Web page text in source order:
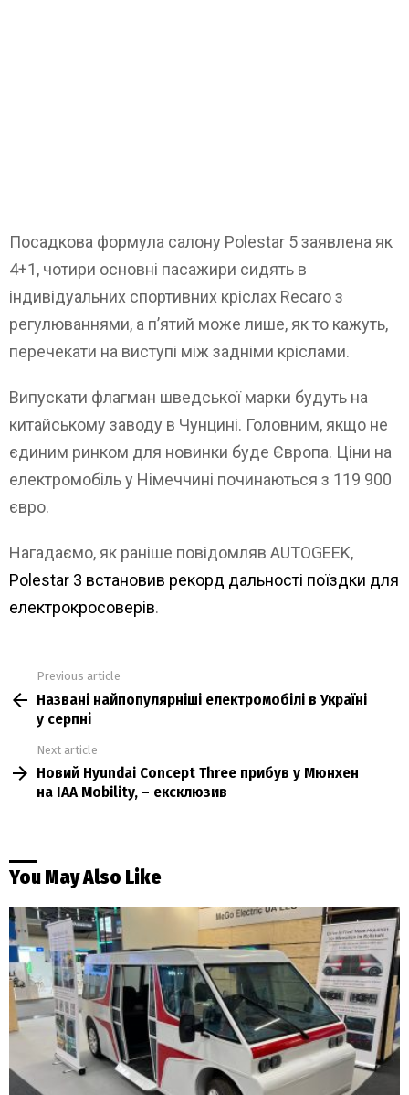
Посадкова формула салону Polestar 5 заявлена ​​як
4+1, чотири основні пасажири сидять в
індивідуальних спортивних кріслах Recaro з
регулюваннями, а п’ятий може лише, як то кажуть,
перечекати на виступі між задніми кріслами.
Випускати флагман шведської марки будуть на
китайському заводу в Чунцині. Головним, якщо не
єдиним ринком для новинки буде Європа. Ціни на
електромобіль у Німеччині починаються з 119 900
євро.
Нагадаємо, як раніше повідомляв AUTOGEEK,
Polestar 3 встановив рекорд дальності поїздки для
електрокросоверів.
more
Previous article
Названі найпопулярніші електромобілі в Україні
у серпні
Next article
Новий Hyundai Concept Three прибув у Мюнхен
на IAA Mobility, – ексклюзив
You May Also Like